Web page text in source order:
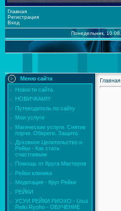
Главная
Регистрация
Вход
Понедельник,
Меню сайта
Новости сайта
НОВИЧКАМ!!!
Путеводитель по сайту
Мои услуги
Магические услуги. Снятие
порчи. Обереги. Защита.
Духовное Целительство и
Рейки - Как стать
счастливым
Помощь от Круга Мастеров
Рейки клиника
Медитация - Круг Рейки
РЕЙКИ
УСУИ РЕЙКИ РИОХО - Usui
Reiki Ryoho - ОБУЧЕНИЕ
Главная